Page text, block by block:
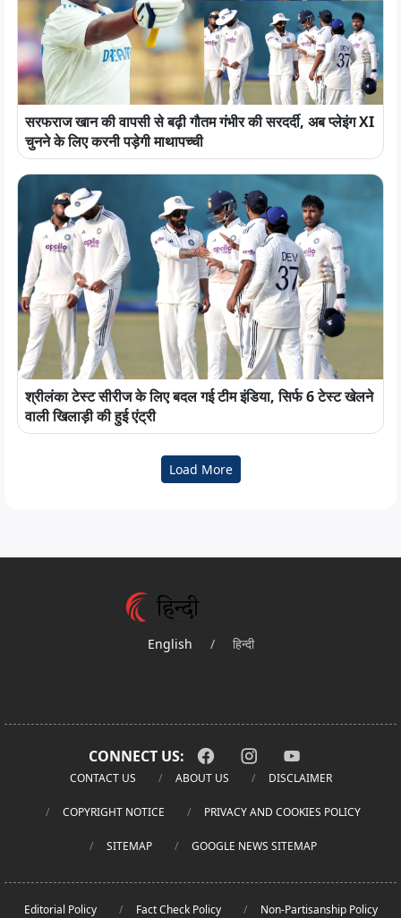
सरफराज खान की वापसी से बढ़ी गौतम गंभीर की सरदर्दी, अब प्लेइंग XI
चुनने के लिए करनी पड़ेगी माथापच्ची
श्रीलंका टेस्ट सीरीज के लिए बदल गई टीम इंडिया, सिर्फ 6 टेस्ट खेलने
वाली खिलाड़ी की हुई एंट्री
Load More
English / हिन्दी
CONNECT US:
CONTACT US ABOUT US DISCLAIMER
COPYRIGHT NOTICE PRIVACY AND COOKIES POLICY
SITEMAP GOOGLE NEWS SITEMAP
Editorial Policy Fact Check Policy Non-Partisanship Policy